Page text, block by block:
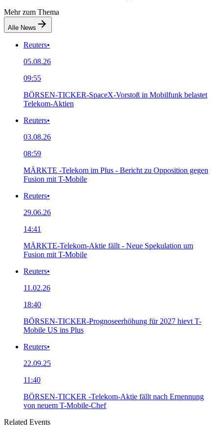
Mehr zum Thema
Alle News
Reuters•
05.08.26
09:55
BÖRSEN-TICKER-SpaceX-Vorstoß in Mobilfunk belastet
Telekom-Aktien
Reuters•
03.08.26
08:59
MÄRKTE -Telekom im Plus - Bericht zu Opposition gegen
Fusion mit T-Mobile
Reuters•
29.06.26
14:41
MÄRKTE-Telekom-Aktie fällt - Neue Spekulation um
Fusion mit T-Mobile
Reuters•
11.02.26
18:40
BÖRSEN-TICKER-Prognoseerhöhung für 2027 hievt T-
Mobile US ins Plus
Reuters•
22.09.25
11:40
BÖRSEN-TICKER -Telekom-Aktie fällt nach Ernennung
von neuem T-Mobile-Chef
Related Events